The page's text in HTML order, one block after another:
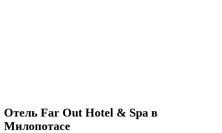
Отель Far Out Hotel & Spa в
Милопотасе